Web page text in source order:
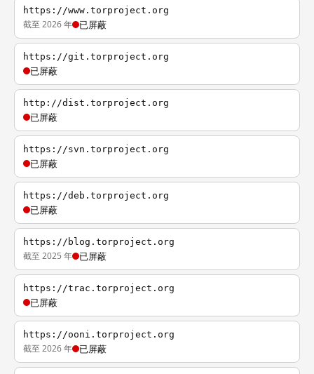
https://www.torproject.org
截至 2026 年 已屏蔽
https://git.torproject.org
已屏蔽
http://dist.torproject.org
已屏蔽
https://svn.torproject.org
已屏蔽
https://deb.torproject.org
已屏蔽
https://blog.torproject.org
截至 2025 年 已屏蔽
https://trac.torproject.org
已屏蔽
https://ooni.torproject.org
截至 2026 年 已屏蔽